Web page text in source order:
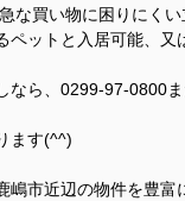
な買い物に困りにく
ペットと入居可能、又
なら、0299-97-0800
ます(^^)
嶋市近辺の物件を豊富